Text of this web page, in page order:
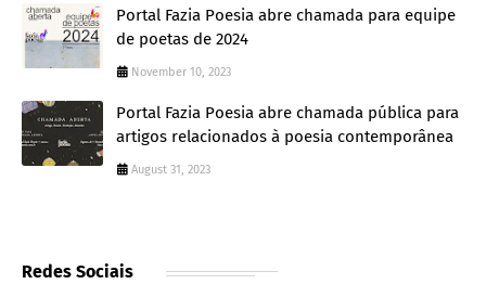
Portal Fazia Poesia abre chamada para equipe
de poetas de 2024
November 10, 2023
Portal Fazia Poesia abre chamada pública para
artigos relacionados à poesia contemporânea
August 31, 2023
Redes Sociais